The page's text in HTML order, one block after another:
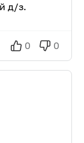
д/з.
0 0